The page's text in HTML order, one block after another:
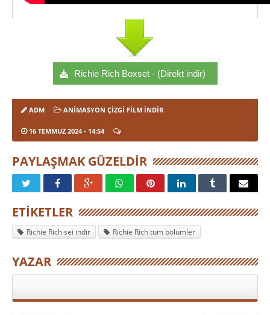
Richie Rich Boxset - (Direkt indir)
ADM ANIMASYON ÇIZGI FILM İNDIR
16 TEMMUZ 2024- 14:54
PAYLAŞMAK GÜZELDIR
ETIKETLER
Richie Rich sei indir Richie Rich tüm bölümler
YAZAR